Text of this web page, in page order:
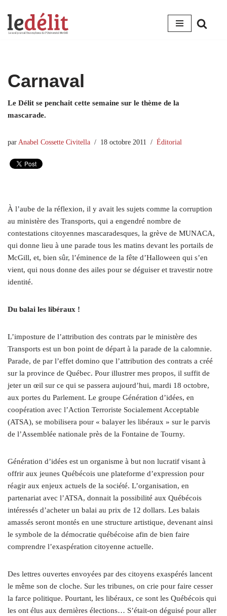
Aller
Carnaval
Le Délit se penchait cette semaine sur le thème de la
mascarade.
par Anabel Cossette Civitella 18 octobre 2011 Éditorial
À l’aube de la réflexion, il y avait les sujets comme la corruption
au ministère des Transports, qui a engendré nombre de
contestations citoyennes mascaradesques, la grève de MUNACA,
qui donne lieu à une parade tous les matins devant les portails de
McGill, et, bien sûr, l’éminence de la fête d’Halloween qui s’en
vient, qui nous donne des ailes pour se déguiser et travestir notre
identité.
Du balai les libéraux !
L’imposture de l’attribution des contrats par le ministère des
Transports est un bon point de départ à la parade de la calomnie.
Parade, de par l’effet domino que l’attribution des contrats a créé
sur la province de Québec. Pour illustrer mes propos, il suffit de
jeter un œil sur ce qui se passera aujourd’hui, mardi 18 octobre,
aux portes du Parlement. Le groupe Génération d’idées, en
coopération avec l’Action Terroriste Socialement Acceptable
(ATSA), se mobilisera pour « balayer les libéraux » sur le parvis
de l’Assemblée nationale près de la Fontaine de Tourny.
Génération d’idées est un organisme à but non lucratif visant à
offrir aux jeunes Québécois une plateforme d’expression pour
réagir aux enjeux actuels de la société. L’organisation, en
partenariat avec l’ATSA, donnait la possibilité aux Québécois
intéressés d’acheter un balai au prix de 12 dollars. Les balais
amassés seront montés en une structure artistique, devenant ainsi
le symbole de la démocratie québécoise afin de bien faire
comprendre l’exaspération citoyenne actuelle.
Des lettres ouvertes envoyées par des citoyens exaspérés lancent
le même son de cloche. Sur les tribunes, on crie pour faire cesser
la farce politique. Pourtant, les libéraux, ce sont les Québécois qui
les ont élus aux dernières élections… S’était-on déguisé pour aller